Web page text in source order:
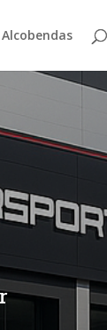
Alcobendas